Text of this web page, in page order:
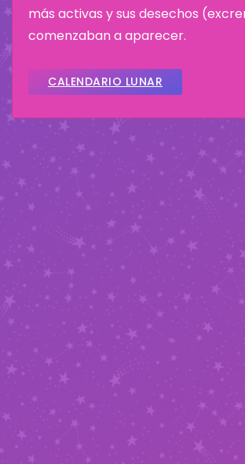
más activas y sus desechos
comenzaban a aparecer.
CALENDARIO LUNAR